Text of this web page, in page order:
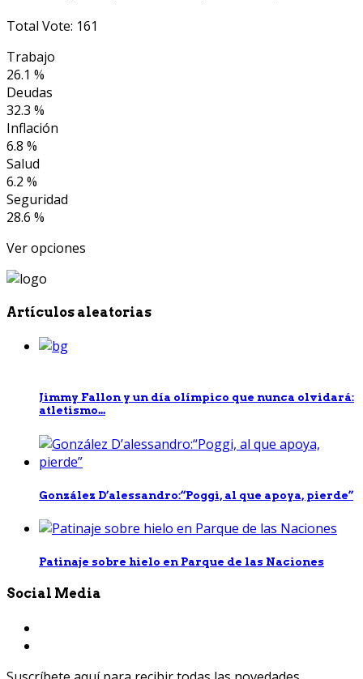
Total Vote: 161
Trabajo
26.1 %
Deudas
32.3 %
Inflación
6.8 %
Salud
6.2 %
Seguridad
28.6 %
Ver opciones
Artículos aleatorias
Jimmy Fallon y un día olímpico que nunca olvidará:
atletismo...
González D’alessandro:“Poggi, al que apoya, pierde”
Patinaje sobre hielo en Parque de las Naciones
Social Media